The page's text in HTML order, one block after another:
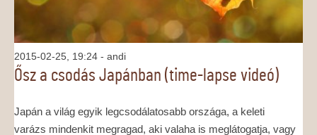
2015-02-25, 19:24 - andi
Ősz a csodás Japánban (time-lapse videó)
Japán a világ egyik legcsodálatosabb országa, a keleti
varázs mindenkit megragad, aki valaha is meglátogatja, vagy